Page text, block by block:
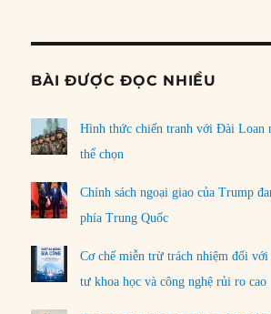
BÀI ĐƯỢC ĐỌC NHIỀU
Hình thức chiến tranh với Đài Loan
thể chọn
Chính sách ngoại giao của Trump
phía Trung Quốc
Cơ chế miễn trừ trách nhiệm đối với
tư khoa học và công nghệ rủi ro cao